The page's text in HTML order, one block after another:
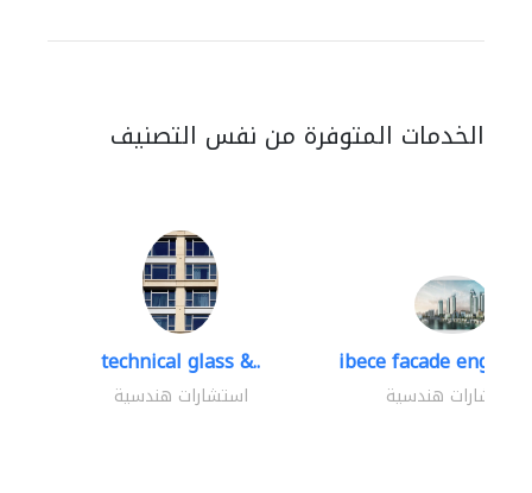
الخدمات المتوفرة من نفس التصنيف
technical glass &..
استشارات هندسية
ibece facade
استشارات هندسية